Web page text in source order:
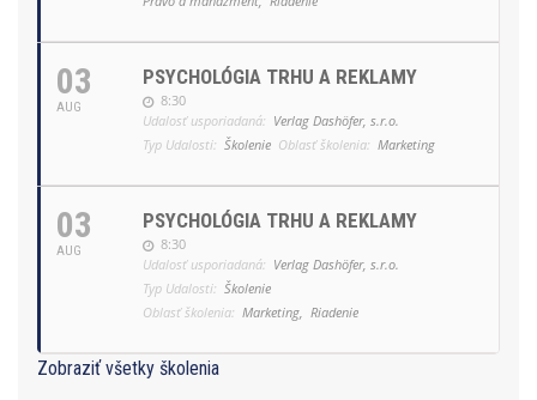
03
AUG
PSYCHOLÓGIA TRHU A REKLAMY
8:30
Udalosť usporiadaná: Verlag Dashöfer, s.r.o.
Typ Udalosti: Školenie Oblasť školenia: Marketing
03
AUG
PSYCHOLÓGIA TRHU A REKLAMY
8:30
Udalosť usporiadaná: Verlag Dashöfer, s.r.o.
Typ Udalosti: Školenie
Oblasť školenia: Marketing, Riadenie
Zobraziť všetky školenia